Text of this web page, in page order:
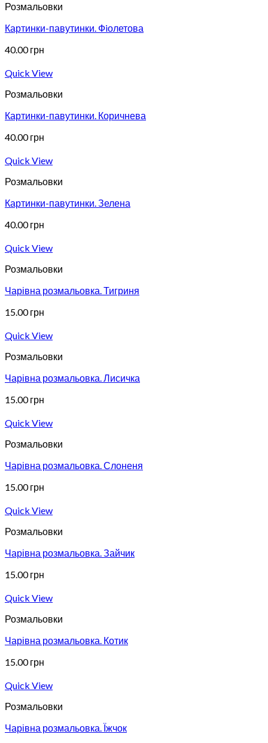
Розмальовки
Картинки-павутинки. Фiолетова
40.00грн
Quick View
Розмальовки
Картинки-павутинки. Коричнева
40.00грн
Quick View
Розмальовки
Картинки-павутинки. Зелена
40.00грн
Quick View
Розмальовки
Чарівна розмальовка. Тигриня
15.00грн
Quick View
Розмальовки
Чарівна розмальовка. Лисичка
15.00грн
Quick View
Розмальовки
Чарівна розмальовка. Слоненя
15.00грн
Quick View
Розмальовки
Чарівна розмальовка. Зайчик
15.00грн
Quick View
Розмальовки
Чарівна розмальовка. Котик
15.00грн
Quick View
Розмальовки
Чарівна розмальовка. Їжчок